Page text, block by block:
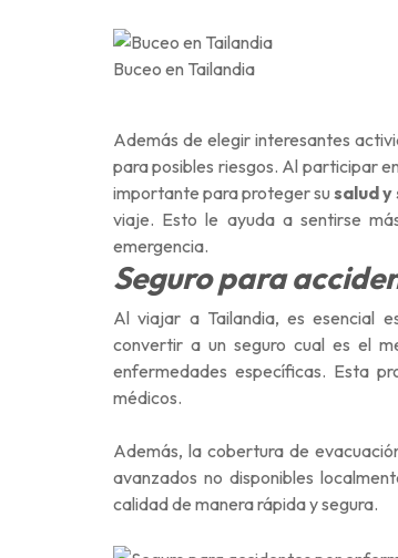
Buceo en Tailandia
Además de elegir interesantes
para posibles riesgos. Al participar
importante para proteger su salud y
viaje. Esto le ayuda a sentirse
emergencia.
Seguro para
Al viajar a Tailandia, es esencial
convertir a un seguro cual es el
enfermedades específicas. Esta
médicos.
Además, la cobertura de
avanzados no disponibles
calidad de manera rápida y segura.